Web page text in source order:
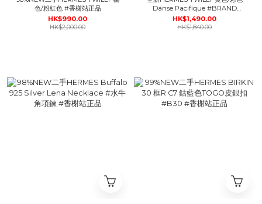
色/粉紅色 #香榭站正品
HK$990.00
HK$2,000.00
Danse Pacifique #BRAND
NEW#香榭站正品
HK$1,490.00
HK$1,840.00